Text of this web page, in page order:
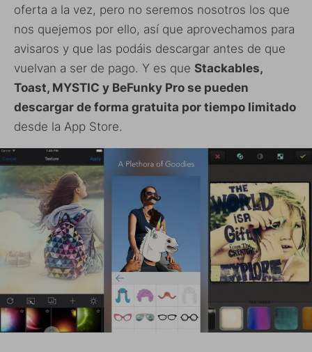
oferta a la vez, pero no seremos nosotros los que
nos quejemos por ello, así que aprovechamos para
avisaros y que las podáis descargar antes de que
vuelvan a ser de pago. Y es que Stackables,
Toast, MYSTIC y BeFunky Pro se pueden
descargar de forma gratuita por tiempo limitado
desde la App Store.